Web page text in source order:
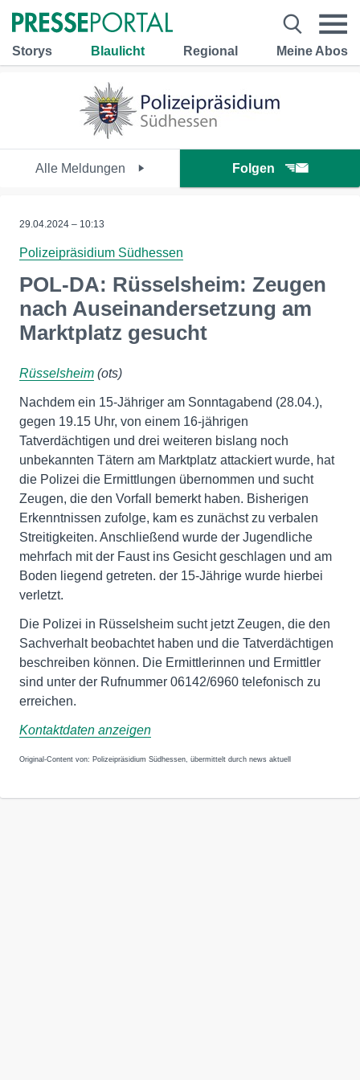
Storys Blaulicht Regional Meine Abos
Alle Meldungen Folgen
29.04.2024 – 10:13
Polizeipräsidium Südhessen
POL-DA: Rüsselsheim: Zeugen
nach Auseinandersetzung am
Marktplatz gesucht
Rüsselsheim (ots)
Nachdem ein 15-Jähriger am Sonntagabend (28.04.),
gegen 19.15 Uhr, von einem 16-jährigen
Tatverdächtigen und drei weiteren bislang noch
unbekannten Tätern am Marktplatz attackiert wurde, hat
die Polizei die Ermittlungen übernommen und sucht
Zeugen, die den Vorfall bemerkt haben. Bisherigen
Erkenntnissen zufolge, kam es zunächst zu verbalen
Streitigkeiten. Anschließend wurde der Jugendliche
mehrfach mit der Faust ins Gesicht geschlagen und am
Boden liegend getreten. der 15-Jährige wurde hierbei
verletzt.
Die Polizei in Rüsselsheim sucht jetzt Zeugen, die den
Sachverhalt beobachtet haben und die Tatverdächtigen
beschreiben können. Die Ermittlerinnen und Ermittler
sind unter der Rufnummer 06142/6960 telefonisch zu
erreichen.
Kontaktdaten anzeigen
Original-Content von: Polizeipräsidium Südhessen, übermittelt durch news aktuell